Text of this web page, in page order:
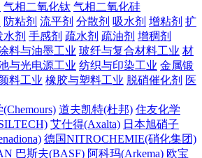
气相二氧化钛 气相二氧化硅
防粘剂 流平剂 分散剂 吸水剂 增粘剂 扩
水剂 手感剂 疏水剂 疏油剂 增稠剂
料与油墨工业 玻纤与复合材料工业 材
与光电源工业 纺织与印染工业 金属锻
料工业 橡胶与塑料工业 脱硝催化剂 医
道夫凯特(杜邦) 住友化学
艾仕得(Axalta) 日本旭硝子
德国NITROCHEMIE(硝化集团)
巴斯夫(BASF) 阿科玛(Arkema) 欧宝